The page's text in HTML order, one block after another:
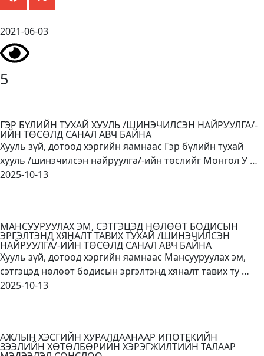
2021-06-03
5
ГЭР БҮЛИЙН ТУХАЙ ХУУЛЬ /ШИНЭЧИЛСЭН НАЙРУУЛГА/-
ИЙН ТӨСӨЛД САНАЛ АВЧ БАЙНА
Хууль зүй, дотоод хэргийн яамнаас Гэр бүлийн тухай
хууль /шинэчилсэн найруулга/-ийн төслийг Монгол У …
2025-10-13
МАНСУУРУУЛАХ ЭМ, СЭТГЭЦЭД НӨЛӨӨТ БОДИСЫН
ЭРГЭЛТЭНД ХЯНАЛТ ТАВИХ ТУХАЙ /ШИНЭЧИЛСЭН
НАЙРУУЛГА/-ИЙН ТӨСӨЛД САНАЛ АВЧ БАЙНА
Хууль зүй, дотоод хэргийн яамнаас Мансууруулах эм,
сэтгэцэд нөлөөт бодисын эргэлтэнд хяналт тавих ту …
2025-10-13
АЖЛЫН ХЭСГИЙН ХУРАЛДААНААР ИПОТЕКИЙН
ЗЭЭЛИЙН ХӨТӨЛБӨРИЙН ХЭРЭГЖИЛТИЙН ТАЛААР